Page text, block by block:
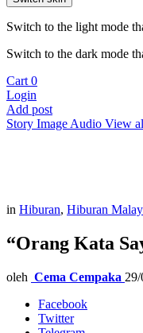
Switch to the light mode
Switch to the dark mode
Cart 0
Login
Add post
Story Image Audio View
in Hiburan, Hiburan
“Orang Kata
oleh Cema Cempaka
Facebook
Twitter